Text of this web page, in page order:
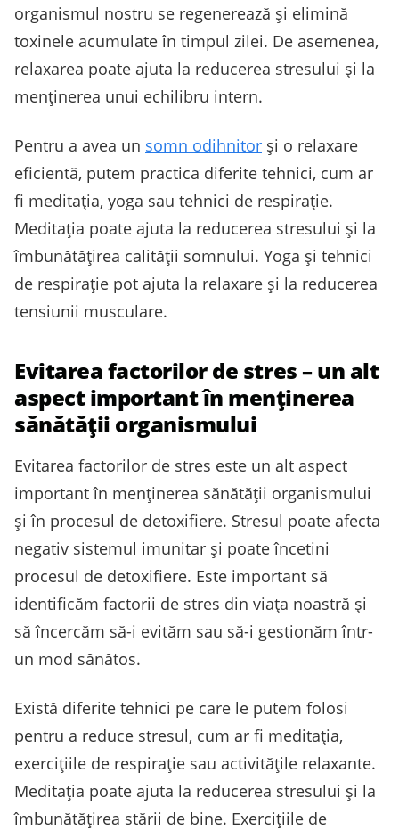
organismul nostru se regenerează și elimină
toxinele acumulate în timpul zilei. De asemenea,
relaxarea poate ajuta la reducerea stresului și la
menținerea unui echilibru intern.
Pentru a avea un somn odihnitor și o relaxare
eficientă, putem practica diferite tehnici, cum ar
fi meditația, yoga sau tehnici de respirație.
Meditația poate ajuta la reducerea stresului și la
îmbunătățirea calității somnului. Yoga și tehnici
de respirație pot ajuta la relaxare și la reducerea
tensiunii musculare.
Evitarea factorilor de stres – un alt
aspect important în menținerea
sănătății organismului
Evitarea factorilor de stres este un alt aspect
important în menținerea sănătății organismului
și în procesul de detoxifiere. Stresul poate afecta
negativ sistemul imunitar și poate încetini
procesul de detoxifiere. Este important să
identificăm factorii de stres din viața noastră și
să încercăm să-i evităm sau să-i gestionăm într-
un mod sănătos.
Există diferite tehnici pe care le putem folosi
pentru a reduce stresul, cum ar fi meditația,
exercițiile de respirație sau activitățile relaxante.
Meditația poate ajuta la reducerea stresului și la
îmbunătățirea stării de bine. Exercițiile de